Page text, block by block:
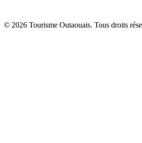
© 2026 Tourisme Outaouais. Tous droits